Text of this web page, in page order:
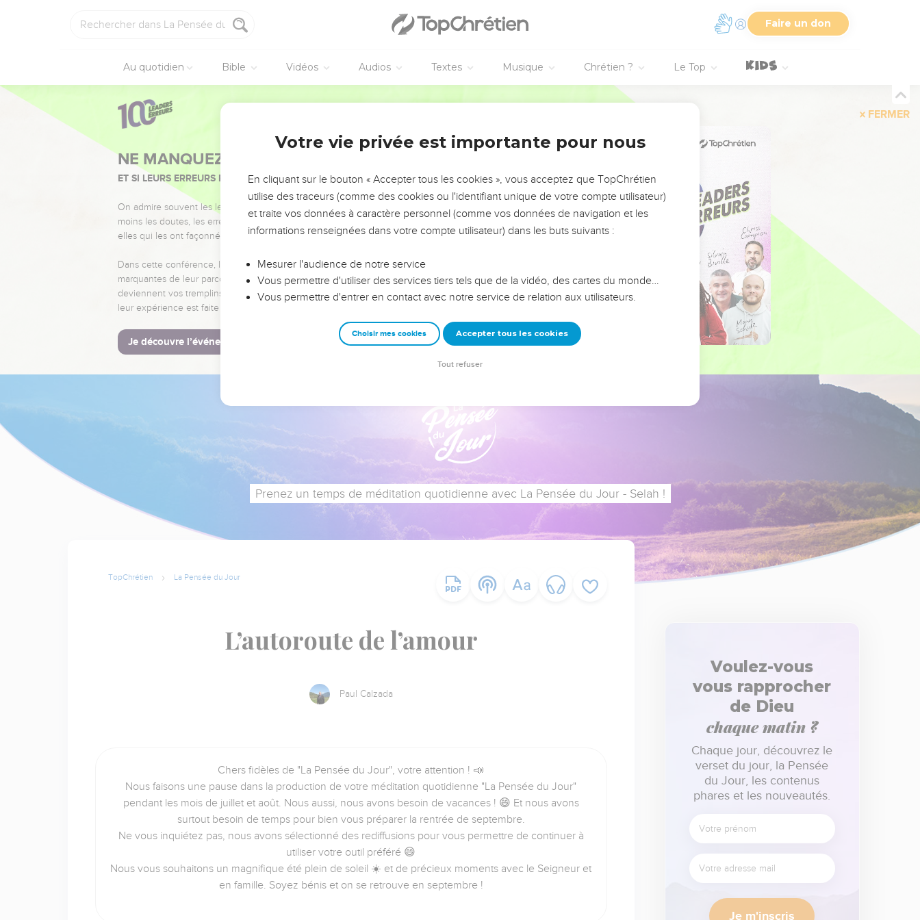
Faire un don
Au quotidien Bible Vidéos Audios Textes Musique Chrétien ? Le Top
FERMER
NE MANQUEZ PAS L’ÉVÉNEMENT DE L’ANNÉE !
ET SI LEURS ERREURS POUVAIENT VOUS ÉVITER LES VOTRES ?
On admire souvent les leaders pour leurs réussites, leur impact, leur foi ou leur vision. Mais on voit
moins les doutes, les erreurs et les saisons difficiles qu'ils ont traversés, alors même que ce sont
elles qui les ont façonnés.
Dans cette conférence, leaders, entrepreneurs, et responsables reviennent sur les erreurs
marquantes de leur parcours et les clés pour avancer avec plus de sagesse afin que leurs erreurs
deviennent vos tremplins. Que vous guidiez un ministère, une équipe, un groupe ou une famille,
leur expérience est faite pour vous.
Je découvre l’événement
Prenez un temps de méditation quotidienne avec La Pensée du Jour - Selah !
TopChrétien La Pensée du Jour
L’autoroute de l’amour
Paul Calzada
Chers fidèles de "La Pensée du Jour", votre attention ! 📣
Nous faisons une pause dans la production de votre méditation quotidienne "La Pensée du Jour"
pendant les mois de juillet et août. Nous aussi, nous avons besoin de vacances ! 😄 Et nous avons
surtout besoin de temps pour bien vous préparer la rentrée de septembre.
Ne vous inquiétez pas, nous avons sélectionné des rediffusions pour vous permettre de continuer à
utiliser votre outil préféré 😄
Nous vous souhaitons un magnifique été plein de soleil ☀️ et de précieux moments avec le Seigneur et
en famille. Soyez bénis et on se retrouve en septembre !
Voulez-vous
vous rapprocher
de Dieu
chaque matin ?
Chaque jour, découvrez le
verset du jour, la Pensée
du Jour, les contenus
phares et les nouveautés.
Je m'inscris
Votre vie privée est importante pour nous
En cliquant sur le bouton « Accepter tous les cookies », vous acceptez que TopChrétien
utilise des traceurs (comme des cookies ou l'identifiant unique de votre compte utilisateur)
et traite vos données à caractère personnel (comme vos données de navigation et les
informations renseignées dans votre compte utilisateur) dans les buts suivants :
Mesurer l'audience de notre service
Vous permettre d'utiliser des services tiers tels que de la vidéo, des cartes du monde…
Vous permettre d'entrer en contact avec notre service de relation aux utilisateurs.
Choisir mes cookies Accepter tous les cookies
Tout refuser